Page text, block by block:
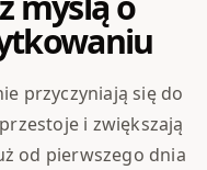
przyczyniają się do
i zwiększają
od pierwszego dnia